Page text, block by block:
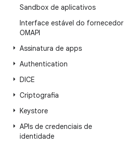
Sandbox de aplicativos
Interface estável do fornecedor
OMAPI
Assinatura de apps
Authentication
DICE
Criptografia
Keystore
APIs de credenciais de
identidade